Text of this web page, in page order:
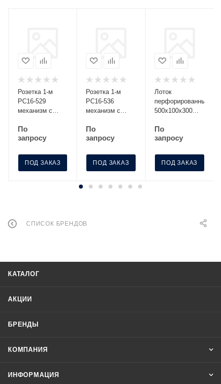
Розетка 1-м
РС16-529
механизм с
шторками
серебро Без
п.1ст.118 НК
По
запросу
ПОД ЗАКАЗ
Розетка 1-м
РС16-536
механизм с
крышкой с защ.
шторк. графит
п.п.1,16
п.1ст.118 НК
По
запросу
ПОД ЗАКАЗ
Лоток
перфорированный
500х100х300
100-3
По
запросу
ПОД ЗАКАЗ
СПИСОК БРЕНДОВ
КАТАЛОГ
АКЦИИ
БРЕНДЫ
КОМПАНИЯ
ИНФОРМАЦИЯ